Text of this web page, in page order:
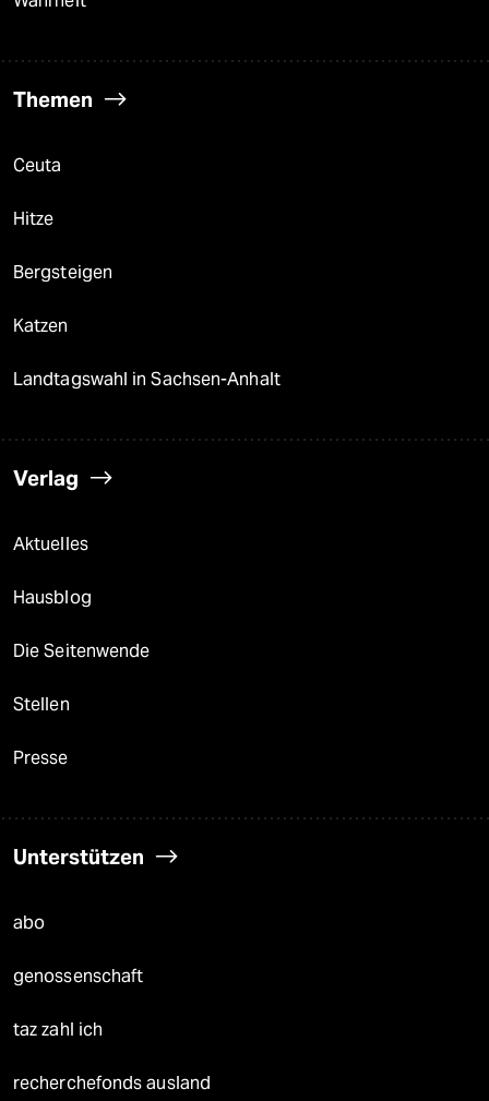
Themen
Ceuta
Hitze
Bergsteigen
Katzen
Landtagswahl in Sachsen-Anhalt
Verlag
Aktuelles
Hausblog
Die Seitenwende
Stellen
Presse
Unterstützen
abo
genossenschaft
taz zahl ich
recherchefonds ausland